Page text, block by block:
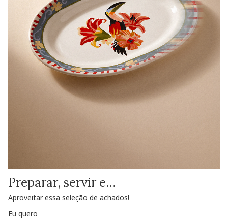
Preparar, servir e…
Aproveitar essa seleção de achados!
Eu quero